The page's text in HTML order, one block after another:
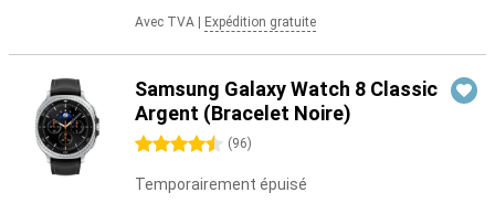
Avec TVA Expédition gratuite
Samsung Galaxy Watch 8 Classic
Argent (Bracelet Noire)
4.5 étoiles (96)
Temporairement épuisé